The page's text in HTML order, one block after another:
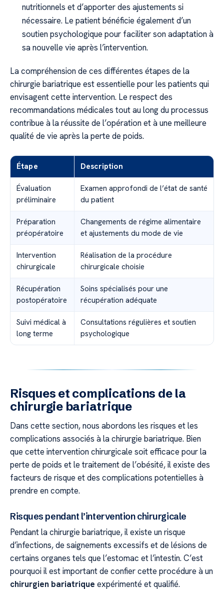
nutritionnels et d’apporter des ajustements si
nécessaire. Le patient bénéficie également d’un
soutien psychologique pour faciliter son adaptation à
sa nouvelle vie après l’intervention.
La compréhension de ces différentes étapes de la
chirurgie bariatrique est essentielle pour les patients qui
envisagent cette intervention. Le respect des
recommandations médicales tout au long du processus
contribue à la réussite de l’opération et à une meilleure
qualité de vie après la perte de poids.
Étape Description
Évaluation
préliminaire
Examen approfondi de l’état de santé
du patient
Préparation
préopératoire
Changements de régime alimentaire
et ajustements du mode de vie
Intervention
chirurgicale
Réalisation de la procédure
chirurgicale choisie
Récupération
postopératoire
Soins spécialisés pour une
récupération adéquate
Suivi médical à
long terme
Consultations régulières et soutien
psychologique
Risques et complications de la
chirurgie bariatrique
Dans cette section, nous abordons les risques et les
complications associés à la chirurgie bariatrique. Bien
que cette intervention chirurgicale soit efficace pour la
perte de poids et le traitement de l’obésité, il existe des
facteurs de risque et des complications potentielles à
prendre en compte.
Risques pendant l’intervention chirurgicale
Pendant la chirurgie bariatrique, il existe un risque
d’infections, de saignements excessifs et de lésions de
certains organes tels que l’estomac et l’intestin. C’est
pourquoi il est important de confier cette procédure à un
chirurgien bariatrique expérimenté et qualifié.